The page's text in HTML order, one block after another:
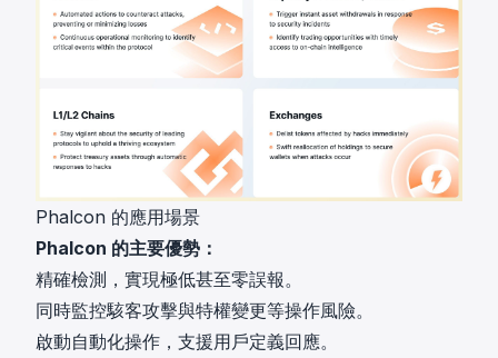
Phalcon 的應用場景
Phalcon 的主要優勢：
精確檢測，實現極低甚至零誤報。
同時監控駭客攻擊與特權變更等操作風險。
啟動自動化操作，支援用戶定義回應。